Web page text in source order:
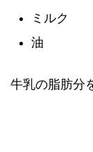
ミルク
油
牛乳の脂肪分